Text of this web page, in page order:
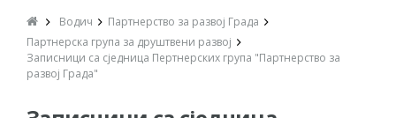
Водич
Партнерство за развој Града
Партнерска група за друштвени развој
Записници са сједница Пертнерских група "Партнерство за
развој Града"